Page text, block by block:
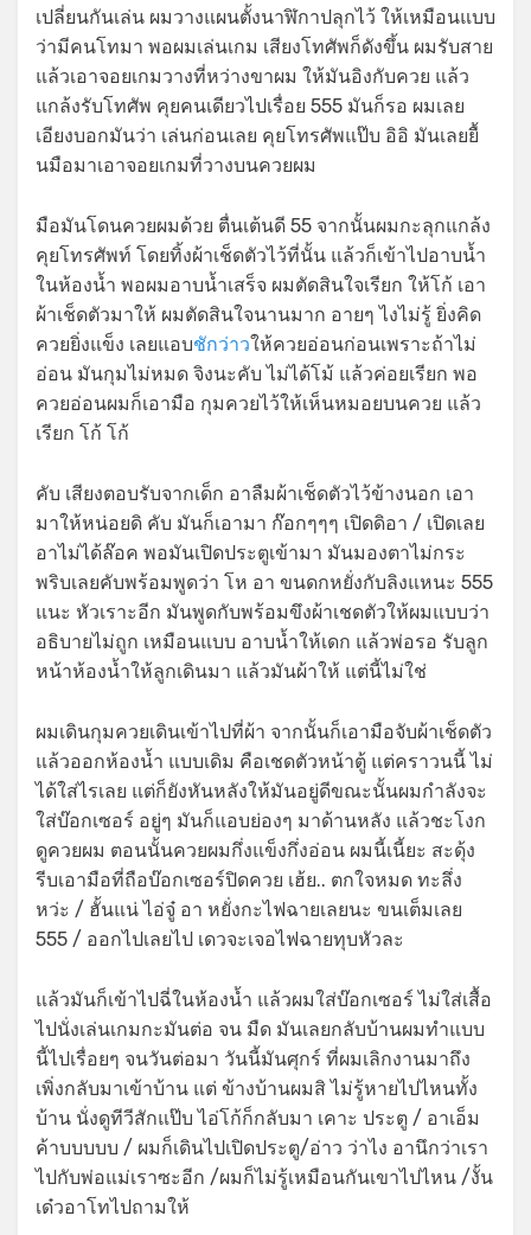
เปลี่ยนกันเล่น ผมวางแผนตั้งนาฬิกาปลุกไว้ ให้เหมือนแบบ
ว่ามีคนโทมา พอผมเล่นเกม เสียงโทศัพก็ดังขึ้น ผมรับสาย
แล้วเอาจอยเกมวางที่หว่างขาผม ให้มันอิงกับควย แล้ว
แกล้งรับโทศัพ คุยคนเดียวไปเรื่อย 555 มันก็รอ ผมเลย
เอียงบอกมันว่า เล่นก่อนเลย คุยโทรศัพแป๊บ อิอิ มันเลยยื้
นมือมาเอาจอยเกมที่วางบนควยผม
มือมันโดนควยผมด้วย ตื่นเต้นดี 55 จากนั้นผมกะลุกแกล้ง
คุยโทรศัพท์ โดยทิ้งผ้าเช็ดตัวไว้ที่นั้น แล้วก็เข้าไปอาบน้ำ
ในห้องน้ำ พอผมอาบน้ำเสร็จ ผมตัดสินใจเรียก ให้โก้ เอา
ผ้าเช็ดตัวมาให้ ผมตัดสินใจนานมาก อายๆ ไงไม่รู้ ยิ่งคิด
ควยยิ่งแข็ง เลยแอบชักว่าวให้ควยอ่อนก่อนเพราะถ้าไม่
อ่อน มันกุมไม่หมด จิงนะคับ ไม่ได้โม้ แล้วค่อยเรียก พอ
ควยอ่อนผมก็เอามือ กุมควยไว้ให้เห็นหมอยบนควย แล้ว
เรียก โก้ โก้
คับ เสียงตอบรับจากเด็ก อาลืมผ้าเช็ดตัวไว้ข้างนอก เอา
มาให้หน่อยดิ คับ มันก็เอามา ก๊อกๆๆๆ เปิดดิอา / เปิดเลย
อาไม่ได้ล๊อค พอมันเปิดประตูเข้ามา มันมองตาไม่กระ
พริบเลยคับพร้อมพูดว่า โห อา ขนดกหยั่งกับลิงแหนะ 555
แนะ หัวเราะอีก มันพูดกับพร้อมขึงผ้าเชดตัวให้ผมแบบว่า
อธิบายไม่ถูก เหมือนแบบ อาบน้ำให้เดก แล้วพ่อรอ รับลูก
หน้าห้องน้ำให้ลูกเดินมา แล้วมันผ้าให้ แต่นี้ไม่ใช่
ผมเดินกุมควยเดินเข้าไปที่ผ้า จากนั้นก็เอามือจับผ้าเช็ดตัว
แล้วออกห้องน้ำ แบบเดิม คือเชดตัวหน้าตู้ แต่คราวนนี้ ไม่
ได้ใส่ไรเลย แต่ก็ยังหันหลังให้มันอยู่ดีขณะนั้นผมกำลังจะ
ใส่บ๊อกเซอร์ อยู่ๆ มันก็แอบย่องๆ มาด้านหลัง แล้วชะโงก
ดูควยผม ตอนนั้นควยผมกึ่งแข็งกึ่งอ่อน ผมนี้เนี้ยะ สะดุ้ง
รีบเอามือที่ถือบ๊อกเซอร์ปิดควย เฮ้ย.. ตกใจหมด ทะลึ่ง
หว่ะ / ฮั้นแน่ ไอ่จู๋ อา หยั่งกะไฟฉายเลยนะ ขนเต็มเลย
555 / ออกไปเลยไป เดวจะเจอไฟฉายทุบหัวละ
แล้วมันก็เข้าไปฉี่ในห้องน้ำ แล้วผมใส่บ๊อกเซอร์ ไม่ใส่เสื้อ
ไปนั่งเล่นเกมกะมันต่อ จน มืด มันเลยกลับบ้านผมทำแบบ
นี้ไปเรื่อยๆ จนวันต่อมา วันนี้มันศุกร์ ที่ผมเลิกงานมาถึง
เพิ่งกลับมาเข้าบ้าน แต่ ข้างบ้านผมสิ ไม่รู้หายไปไหนทั้ง
บ้าน นั่งดูทีวีสักแป๊บ ไอ่โก้ก็กลับมา เคาะ ประตู / อาเอ็ม
ค้าบบบบบ / ผมก็เดินไปเปิดประตู/อ่าว ว่าไง อานึกว่าเรา
ไปกับพ่อแม่เราซะอีก /ผมก็ไม่รู้เหมือนกันเขาไปไหน /งั้น
เด๋วอาโทไปถามให้